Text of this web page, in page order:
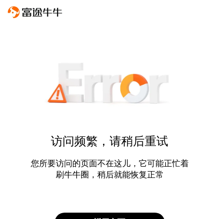
访问频繁，请稍后重试
您所要访问的页面不在这儿，它可能正忙着
刷牛牛圈，稍后就能恢复正常